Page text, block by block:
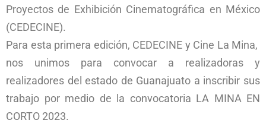
Proyectos de Exhibición Cinematográfica en México
(CEDECINE).
Para esta primera edición, CEDECINE y Cine La Mina,
nos unimos para convocar a realizadoras y
realizadores del estado de Guanajuato a inscribir sus
trabajo por medio de la convocatoria LA MINA EN
CORTO 2023.